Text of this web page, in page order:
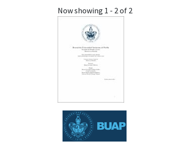
Now showing 1 - 2 of 2